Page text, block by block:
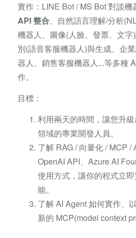
實作：LINE Bot / MS Bot 對談機
API 整合、自然語言理解/分析
機器人、圖像(人臉、發票、文
別(語音客服機器人)與生成、企
器人、銷售客服機器人...等多種
作。
目標：
利用兩天的時間，讓您升
領域的專業開發人員。
了解 RAG / 向量化 / MCP /
OpenAI API、Azure AI
使用方式，讓你的程式立
能。
了解 AI Agent 如何實作、
新的 MCP(model context